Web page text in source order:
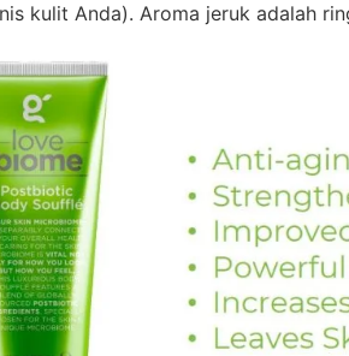
kulit Anda). Aroma jeruk adalah